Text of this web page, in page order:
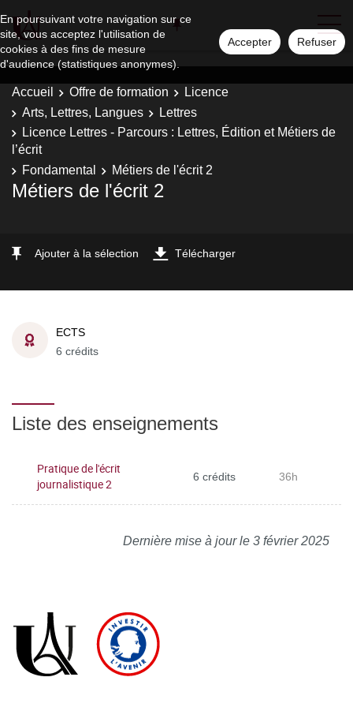
En poursuivant votre navigation sur ce
site, vous acceptez l'utilisation de
cookies à des fins de mesure
d'audience (statistiques anonymes).
Accepter Refuser
Accueil Offre de formation
Licence
Arts, Lettres, Langues
Lettres
Licence Lettres - Parcours : Lettres, Édition et Métiers de
l’écrit
Fondamental
Métiers de l'écrit 2
Métiers de l'écrit 2
Ajouter à la sélection Télécharger
ECTS
6 crédits
Liste des enseignements
Pratique de l'écrit
journalistique 2
6 crédits 36h
Dernière mise à jour le 3 février 2025